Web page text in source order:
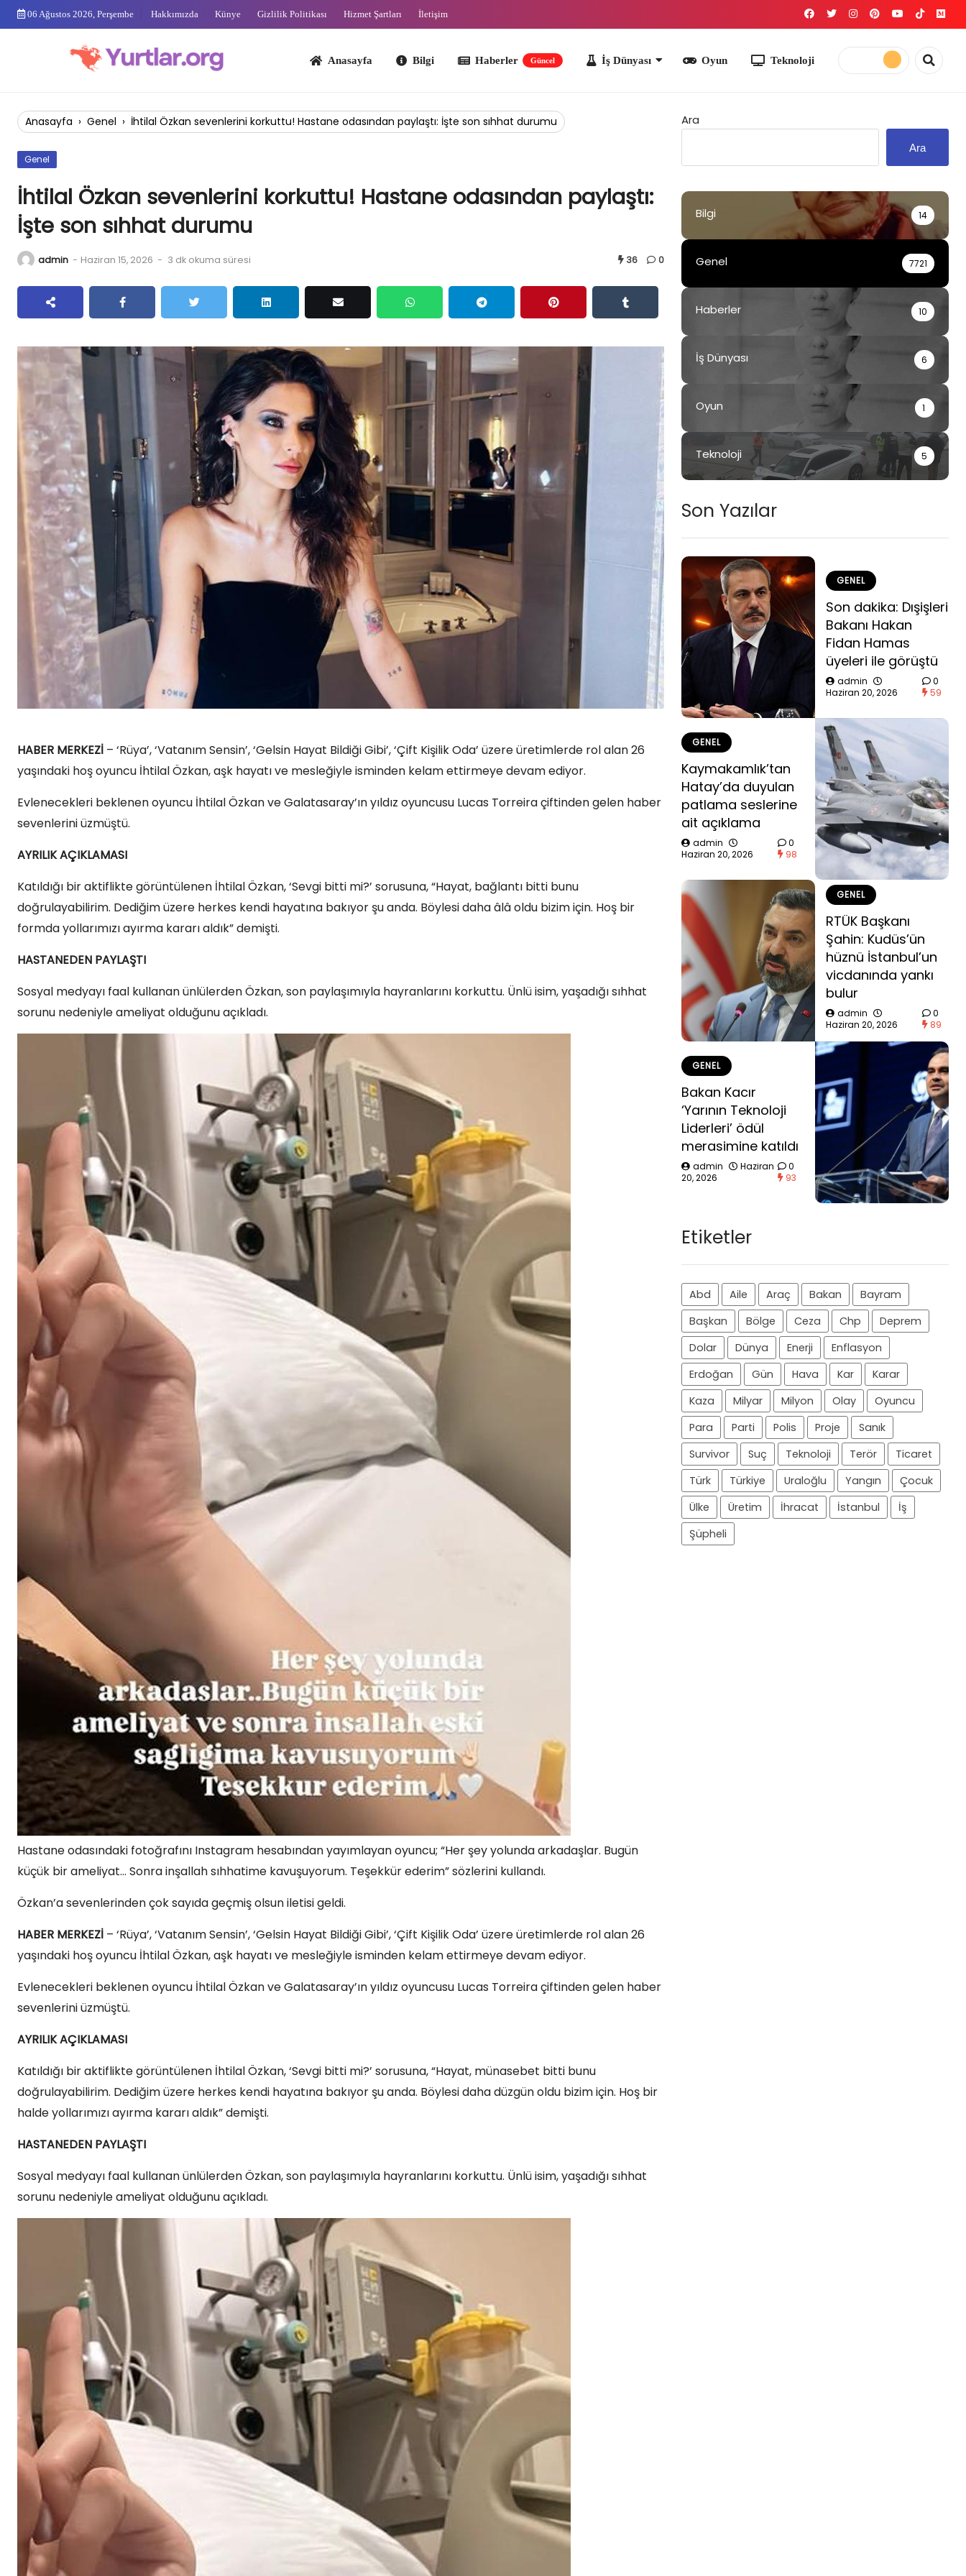
Skip
06 Ağustos 2026, Perşembe Hakkımızda Künye Gizlilik Politikası Hizmet Şartları İletişim
Anasayfa Haberler İş Dünyası Teknoloji
Anasayfa › Genel › İhtilal Özkan sevenlerini korkuttu! Hastane odasından paylaştı: İşte son sıhhat durumu
Genel
İhtilal Özkan sevenlerini korkuttu! Hastane odasından paylaştı:
İşte son sıhhat durumu
admin - Haziran 15, 2026 - 3 dk okuma süresi 36 0
HABER MERKEZİ – ‘Rüya’, ‘Vatanım Sensin’, ‘Gelsin Hayat Bildiği Gibi’, ‘Çift Kişilik Oda’ üzere üretimlerde rol alan 26
yaşındaki hoş oyuncu İhtilal Özkan, aşk hayatı ve mesleğiyle isminden kelam ettirmeye devam ediyor.
Evlenecekleri beklenen oyuncu İhtilal Özkan ve Galatasaray’ın yıldız oyuncusu Lucas Torreira çiftinden gelen haber
sevenlerini üzmüştü.
AYRILIK AÇIKLAMASI
Katıldığı bir aktiflikte görüntülenen İhtilal Özkan, ‘Sevgi bitti mi?’ sorusuna, “Hayat, bağlantı bitti bunu
doğrulayabilirim. Dediğim üzere herkes kendi hayatına bakıyor şu anda. Böylesi daha âlâ oldu bizim için. Hoş bir
formda yollarımızı ayırma kararı aldık” demişti.
HASTANEDEN PAYLAŞTI
Sosyal medyayı faal kullanan ünlülerden Özkan, son paylaşımıyla hayranlarını korkuttu. Ünlü isim, yaşadığı sıhhat
sorunu nedeniyle ameliyat olduğunu açıkladı.
Hastane odasındaki fotoğrafını Instagram hesabından yayımlayan oyuncu; “Her şey yolunda arkadaşlar. Bugün
küçük bir ameliyat… Sonra inşallah sıhhatime kavuşuyorum. Teşekkür ederim” sözlerini kullandı.
Özkan’a sevenlerinden çok sayıda geçmiş olsun iletisi geldi.
HABER MERKEZİ – ‘Rüya’, ‘Vatanım Sensin’, ‘Gelsin Hayat Bildiği Gibi’, ‘Çift Kişilik Oda’ üzere üretimlerde rol alan 26
yaşındaki hoş oyuncu İhtilal Özkan, aşk hayatı ve mesleğiyle isminden kelam ettirmeye devam ediyor.
Evlenecekleri beklenen oyuncu İhtilal Özkan ve Galatasaray’ın yıldız oyuncusu Lucas Torreira çiftinden gelen haber
sevenlerini üzmüştü.
AYRILIK AÇIKLAMASI
Katıldığı bir aktiflikte görüntülenen İhtilal Özkan, ‘Sevgi bitti mi?’ sorusuna, “Hayat, münasebet bitti bunu
doğrulayabilirim. Dediğim üzere herkes kendi hayatına bakıyor şu anda. Böylesi daha düzgün oldu bizim için. Hoş bir
halde yollarımızı ayırma kararı aldık” demişti.
HASTANEDEN PAYLAŞTI
Sosyal medyayı faal kullanan ünlülerden Özkan, son paylaşımıyla hayranlarını korkuttu. Ünlü isim, yaşadığı sıhhat
sorunu nedeniyle ameliyat olduğunu açıkladı.
Ara
Ara
Bilgi 14
Genel 7721
Haberler 10
İş Dünyası 6
Oyun 1
Teknoloji 5
Son Yazılar
GENEL
Son dakika: Dışişleri
Bakanı Hakan
Fidan Hamas
üyeleri ile görüştü
admin
Haziran 20, 2026
0
59
GENEL
Kaymakamlık’tan
Hatay’da duyulan
patlama seslerine
ait açıklama
admin
Haziran 20, 2026
0
98
GENEL
RTÜK Başkanı
Şahin: Kudüs’ün
hüznü İstanbul’un
vicdanında yankı
bulur
admin
Haziran 20, 2026
0
89
GENEL
Bakan Kacır
‘Yarının Teknoloji
Liderleri’ ödül
merasimine katıldı
admin
Haziran
20, 2026
0
93
Etiketler
Abd Aile Araç Bakan
Bayram
Başkan
Bölge Ceza Chp
Deprem
Dolar
Dünya Enerji
Enflasyon
Erdoğan
Gün Hava Kar
Karar
Kaza
Milyar Milyon Olay
Oyuncu
Para
Parti Polis Proje
Sanık
Survivor
Suç Teknoloji Terör
Ticaret
Türk
Türkiye Uraloğlu Yangın
Çocuk
Ülke
Üretim İhracat İstanbul
İş
Şüpheli